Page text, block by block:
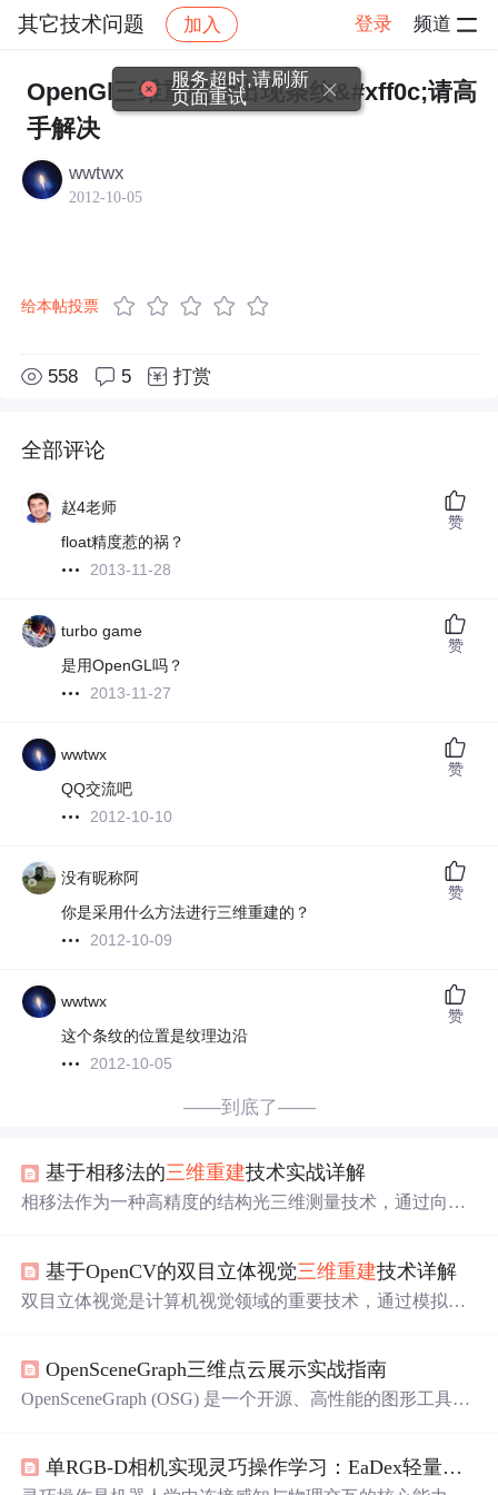
其它技术问题 加入 登录 频道
社区 其它技术问题 帖子详情
OpenGl三维重建后出现条纹&#xff0c;请高
手解决
wwtwx
2012-10-05
给本帖投票
558 5 打赏
全部评论
赵4老师
float精度惹的祸？
2013-11-28
赞
turbo game
是用OpenGL吗？
2013-11-27
赞
wwtwx
QQ交流吧
2012-10-10
赞
没有昵称阿
你是采用什么方法进行三维重建的？
2012-10-09
赞
wwtwx
这个条纹的位置是纹理边沿
2012-10-05
赞
——到底了——
基于相移法的三维重建技术实战详解
相移法作为一种高精度的结构光三维测量技术，通过向物
图像。利用四步相移算法可精确计算每个像素点的包裹相
位值：return np.arctan2(I4 - I2, I1 - I3) # 四步相移相位计算
续系统实现。
基于OpenCV的双目立体视觉三维重建技术详解
双目立体视觉是计算机视觉领域的重要技术，通过模拟人
现框架。在工程实践中，双目视觉系统广泛应用于工业检
测、机器人导航和三维扫描等领域。本文详细介绍了一个
特征匹配鲁棒性和视差计算效率。系统采用模块化设计，
包含特征提取、视差计算和三维可视化等组件，并提供了
OpenSceneGraph三维点云展示实战指南
OpenSceneGraph (OSG) 是一个开源、高性能的图形工具
象，这使得开发者能够高效地构建复杂的三维场景，并利
单RGB-D相机实现灵巧操作学习：EaDex轻量化框架解析
服务超时,请刷新
页面重试